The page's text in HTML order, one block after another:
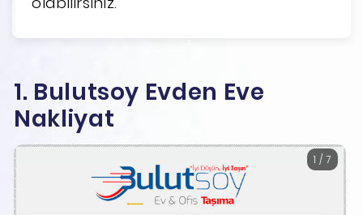
1. Bulutsoy Evden Eve
Nakliyat
1 / 7